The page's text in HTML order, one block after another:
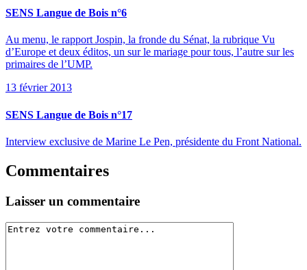
SENS Langue de Bois n°6
Au menu, le rapport Jospin, la fronde du Sénat, la rubrique Vu
d’Europe et deux éditos, un sur le mariage pour tous, l’autre sur les
primaires de l’UMP.
13 février 2013
SENS Langue de Bois n°17
Interview exclusive de Marine Le Pen, présidente du Front National.
Commentaires
Laisser un commentaire